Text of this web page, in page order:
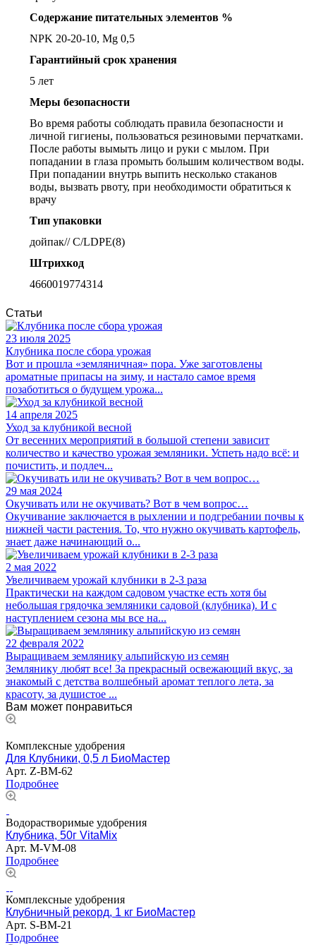
Содержание питательных элементов %
NPK 20-20-10, Mg 0,5
Гарантийный срок хранения
5 лет
Меры безопасности
Во время работы соблюдать правила безопасности и
личной гигиены, пользоваться резиновыми перчатками.
После работы вымыть лицо и руки с мылом. При
попадании в глаза промыть большим количеством воды.
При попадании внутрь выпить несколько стаканов
воды, вызвать рвоту, при необходимости обратиться к
врачу
Тип упаковки
дойпак// С/LDPE(8)
Штрихкод
4660019774314
Статьи
23 июля 2025
Клубника после сбора урожая
Вот и прошла «земляничная» пора. Уже заготовлены
ароматные припасы на зиму, и настало самое время
позаботиться о будущем урожа...
14 апреля 2025
Уход за клубникой весной
От весенних мероприятий в большой степени зависит
количество и качество урожая земляники. Успеть надо всё: и
почистить, и подлеч...
29 мая 2024
Окучивать или не окучивать? Вот в чем вопрос…
Окучивание заключается в рыхлении и подгребании почвы к
нижней части растения. То, что нужно окучивать картофель,
знает даже начинающий о...
2 мая 2022
Увеличиваем урожай клубники в 2-3 раза
Практически на каждом садовом участке есть хотя бы
небольшая грядочка земляники садовой (клубника). И с
наступлением сезона мы все на...
22 февраля 2022
Выращиваем землянику альпийскую из семян
Землянику любят все! За прекрасный освежающий вкус, за
знакомый с детства волшебный аромат теплого лета, за
красоту, за душистое ...
Вам может понравиться
Комплексные удобрения
Для Клубники, 0,5 л БиоМастер
Арт. Z-BM-62
Подробнее
Водорастворимые удобрения
Клубника, 50г VitaMix
Арт. M-VM-08
Подробнее
Комплексные удобрения
Клубничный рекорд, 1 кг БиоМастер
Арт. S-BM-21
Подробнее